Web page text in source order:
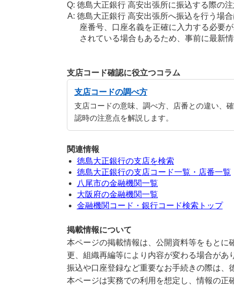
徳島大正銀行 高安出張所に振込する際の注
徳島大正銀行 高安出張所へ振込を行う場
座番号、口座名義を正確に入力する必要
されている場合もあるため、事前に最新
支店コード確認に役立つコラム
支店コードの調べ方
支店コードの意味、調べ方、店番との違い、確
認時の注意点を解説します。
関連情報
徳島大正銀行の支店を検索
徳島大正銀行の支店コード一覧・店番一覧
八尾市の金融機関一覧
大阪府の金融機関一覧
金融機関コード・銀行コード検索トップ
掲載情報について
本ページの掲載情報は、公開資料等をもとに
更、組織再編等により内容が変わる場合があ
振込や口座登録など重要なお手続きの際は、
本ページは実務での利用を想定し、情報の正